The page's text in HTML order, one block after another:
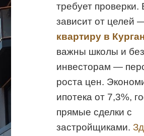
требует
зависит от целей
квартиру в
важны школы и
инвесторам —
роста цен.
ипотека от 7,3%,
прямые сделки с
застройщиками.